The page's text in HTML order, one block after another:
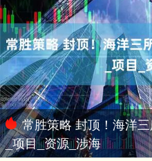
常胜策略 封顶！海洋
_项目_资源_涉海